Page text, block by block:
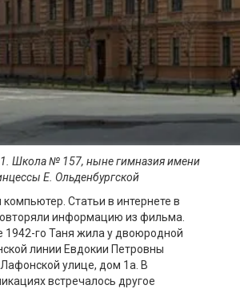
Школа№ 157, ныне гимназия имени
Е. Ольденбургской
Статьи в интернете в
информацию из фильма.
го Таня жила у двоюродной
линии Евдокии Петровны
улице, дом 1а. В
встречалось другое